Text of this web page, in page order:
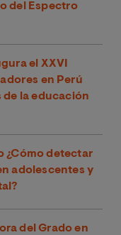
del Espectro
el XXVI
en Perú
la educación
¿Cómo detectar
adolescentes y
del Grado en